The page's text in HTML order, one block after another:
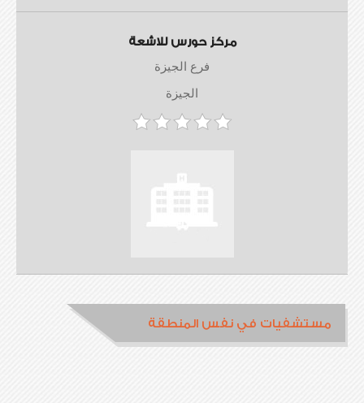
مركز حورس للاشعة
فرع الجيزة
الجيزة
مستشفيات في نفس المنطقة